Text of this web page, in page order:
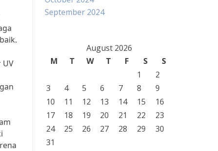
UV
September 2024
August 2026
M
T W T F S
S
1
2
3
4 5 6 7 8
9
10
11 12 13 14 15
16
17
18 19 20 21 22
23
24
25 26 27 28 29
30
31